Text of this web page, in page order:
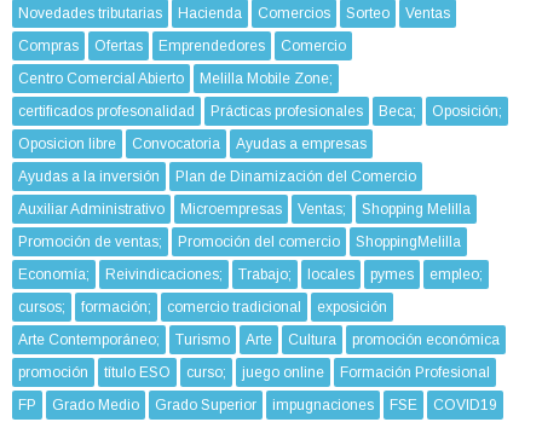
Novedades tributarias
Hacienda Comercios Sorteo
Ventas
Compras
Ofertas Emprendedores
Comercio
Centro Comercial Abierto
Melilla Mobile Zone;
certificados profesonalidad
Prácticas profesionales Beca;
Oposición;
Oposicion libre
Convocatoria
Ayudas a empresas
Ayudas a la inversión
Plan de Dinamización del Comercio
Auxiliar Administrativo
Microempresas Ventas;
Shopping Melilla
Promoción de ventas;
Promoción del comercio
ShoppingMelilla
Economía;
Reivindicaciones; Trabajo; locales pymes
empleo;
cursos;
formación; comercio tradicional
exposición
Arte Contemporáneo;
Turismo Arte Cultura
promoción económica
promoción
título ESO curso; juego online
Formación Profesional
FP
Grado Medio Grado Superior impugnaciones FSE
COVID19